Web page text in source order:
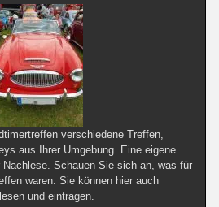
verschiedene Treffen,
aus Ihrer Umgebung. Eine eigene
Schauen Sie sich an, was für
waren. Sie können hier auch
und eintragen.